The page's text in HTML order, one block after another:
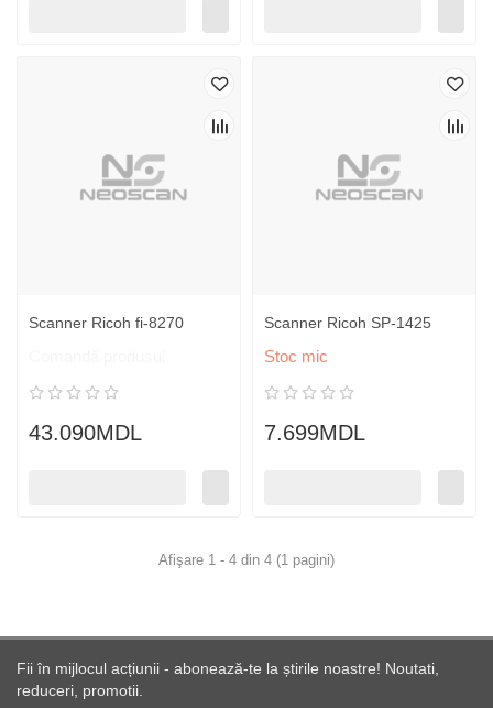
Scanner Ricoh fi-8270
43.090MDL
Scanner Ricoh SP-1425
Stoc mic
7.699MDL
Afişare 1 - 4 din 4 (1 pagini)
Fii în mijlocul acțiunii - abonează-te la știrile noastre! Noutati,
reduceri, promotii.